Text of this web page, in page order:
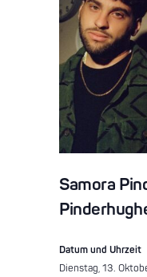
Samora
Datum und Uhrzeit
Dienstag, 13.